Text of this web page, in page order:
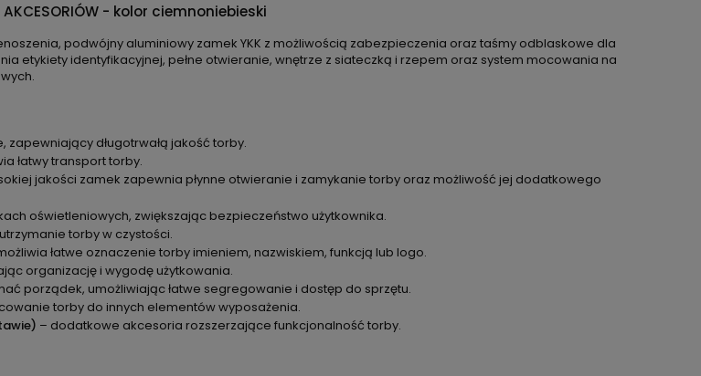
AKCESORIÓW - kolor ciemnoniebieski
podwójny aluminiowy zamek YKK z możliwością zabezpieczenia oraz taśmy odblaskowe dla
etykiety identyfikacyjnej, pełne otwieranie, wnętrze z siateczką i rzepem oraz system mocowania na
zapewniający długotrwałą jakość torby.
łatwy transport torby.
jakości zamek zapewnia płynne otwieranie i zamykanie torby oraz możliwość jej dodatkowego
oświetleniowych, zwiększając bezpieczeństwo użytkownika.
torby w czystości.
łatwe oznaczenie torby imieniem, nazwiskiem, funkcją lub logo.
organizację i wygodę użytkowania.
porządek, umożliwiając łatwe segregowanie i dostęp do sprzętu.
torby do innych elementów wyposażenia.
– dodatkowe akcesoria rozszerzające funkcjonalność torby.